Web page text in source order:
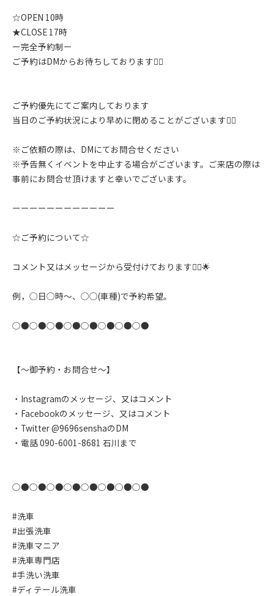
☆OPEN 10時
★CLOSE 17時
ー完全予約制ー
ご予約はDMからお待ちしております🙇‍♂️
ご予約優先にてご案内しております
当日のご予約状況により早めに閉めることがございます🙇‍♂️
※ご依頼の際は、DMにてお問合せください
※予告無くイベントを中止する場合がございます。ご来店の際は
事前にお問合せ頂けますと幸いでございます。
ーーーーーーーーーーーー
☆ご予約について☆
コメント又はメッセージから受付けております🙇‍♂️🌟
例，◯日◯時〜、◯◯(車種)で予約希望。
○●○●○●○●○●○●○●○●
【〜御予約・お問合せ〜】
・Instagramのメッセージ、又はコメント
・Facebookのメッセージ、又はコメント
・Twitter @9696senshaのDM
・電話 090-6001-8681 石川まで
○●○●○●○●○●○●○●○●
#洗車
#出張洗車
#洗車マニア
#洗車専門店
#手洗い洗車
#ディテール洗車